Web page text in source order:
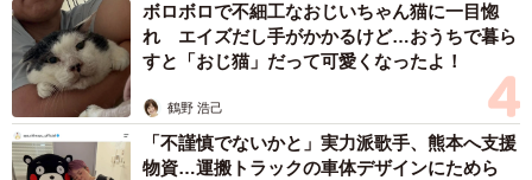
ボロボロで不細工なおじいちゃん猫に一目惚
れ エイズだし手がかかるけど…おうちで暮ら
すと「おじ猫」だって可愛くなったよ！
鶴野 浩己
「不謹慎でないかと」実力派歌手、熊本へ支援
物資…運搬トラックの車体デザインにためら